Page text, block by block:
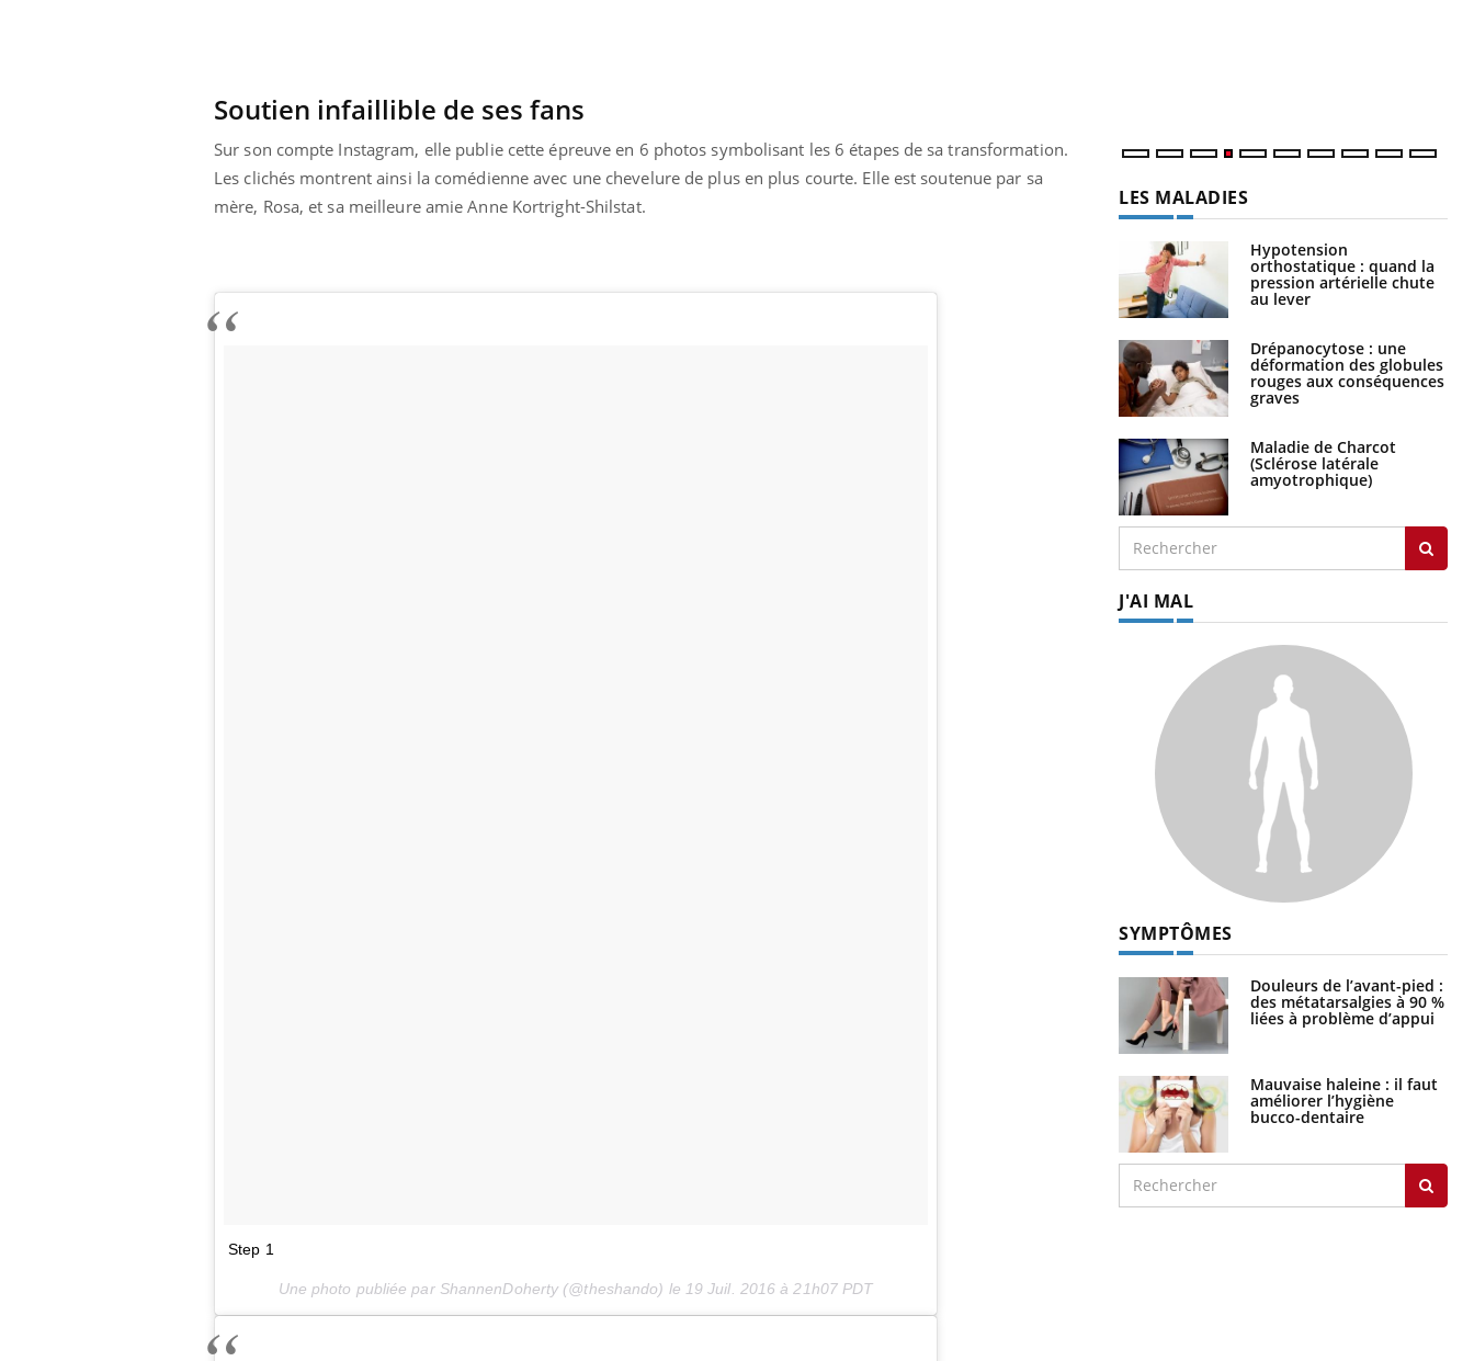
Soutien infaillible de ses fans
Sur son compte Instagram, elle publie cette épreuve en 6 photos symbolisant les 6 étapes de sa transformation.
Les clichés montrent ainsi la comédienne avec une chevelure de plus en plus courte. Elle est soutenue par sa
mère, Rosa, et sa meilleure amie Anne Kortright-Shilstat.
Step 1
Une photo publiée par ShannenDoherty (@theshando) le 19 Juil. 2016 à 21h07 PDT
LES MALADIES
Hypotension
orthostatique : quand la
pression artérielle chute
au lever
Drépanocytose : une
déformation des globules
rouges aux conséquences
graves
Maladie de Charcot
(Sclérose latérale
amyotrophique)
J'AI MAL
SYMPTÔMES
Douleurs de l’avant-pied :
des métatarsalgies à 90 %
liées à problème d’appui
Mauvaise haleine : il faut
améliorer l’hygiène
bucco-dentaire